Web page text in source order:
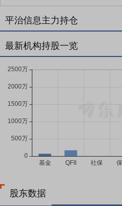
平治信息主力持仓
最新机构持股一览
股东数据